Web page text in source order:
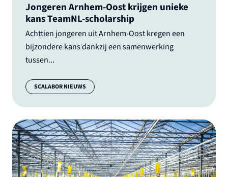
Jongeren Arnhem-Oost krijgen unieke
kans TeamNL-scholarship
Achttien jongeren uit Arnhem-Oost kregen een
bijzondere kans dankzij een samenwerking
tussen...
Categorie:
SCALABOR NIEUWS